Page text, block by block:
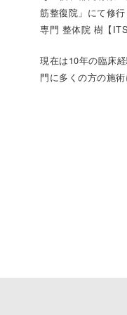
筋整復院」にて修
専門 整体院 樹【
現在は10年の臨床
門に多くの方の施術